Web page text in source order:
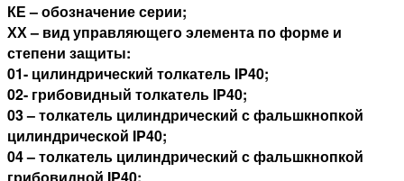
КЕ – обозначение серии;
ХХ – вид управляющего элемента по форме и
степени защиты:
01- цилиндрический толкатель IP40;
02- грибовидный толкатель IP40;
03 – толкатель цилиндрический с фальшкнопкой
цилиндрической IP40;
04 – толкатель цилиндрический с фальшкнопкой